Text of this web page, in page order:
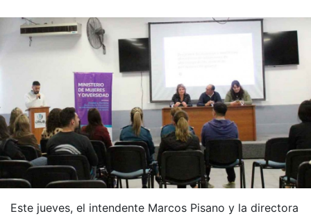
Este jueves, el intendente Marcos Pisano y la directora